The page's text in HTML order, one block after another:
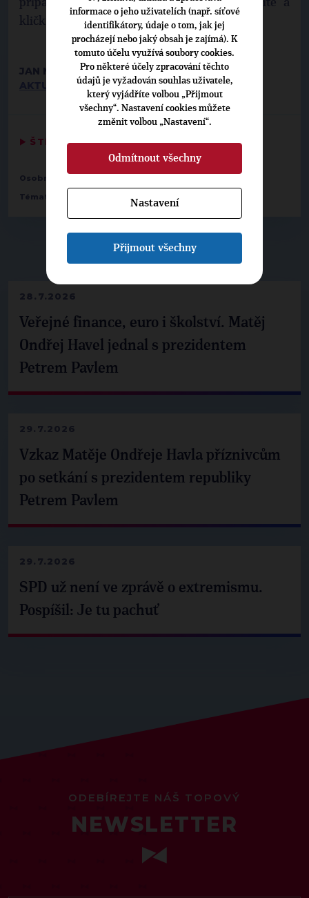
NEPŘEHLÉDNĚTE
28.7.2026
Veřejné finance, euro i školství. Matěj
Ondřej Havel jednal s prezidentem
Petrem Pavlem
29.7.2026
Vzkaz Matěje Ondřeje Havla příznivcům
po setkání s prezidentem republiky
Petrem Pavlem
29.7.2026
SPD už není ve zprávě o extremismu.
Pospíšil: Je tu pachuť
případě ne, tak to má premiér velmi složité a
kličkuje.
JAN NĚMEC
AKTUALNE.CZ, 31. 1. 2012, RUBRIKA: DOMÁCÍ
▶ ŠTÍTKY◀
Osobnosti:
Témata:
ODEBÍREJTE NÁŠ TOPOVÝ
NEWSLETTER
informace o jeho uživatelích (např. síťové
identifikátory, údaje o tom, jak jej
procházejí nebo jaký obsah je zajímá). K
tomuto účelu využívá soubory cookies.
Pro některé účely zpracování těchto
údajů je vyžadován souhlas uživatele,
který vyjádříte volbou „Přijmout
všechny“. Nastavení cookies můžete
změnit volbou „Nastavení“.
Odmítnout všechny
Nastavení
Přijmout všechny